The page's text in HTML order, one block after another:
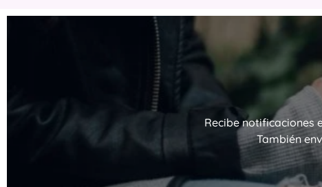
Recibe notificaciones
También